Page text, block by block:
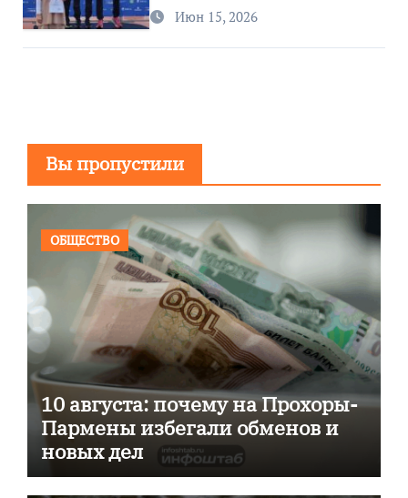
Июн 15, 2026
Вы пропустили
ОБЩЕСТВО
10 августа: почему на Прохоры-
Пармены избегали обменов и
новых дел